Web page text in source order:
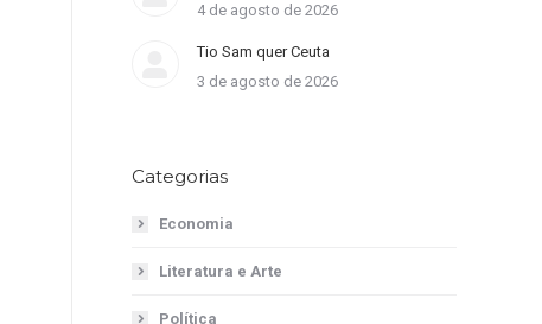
4 de agosto de 2026
Tio Sam quer Ceuta
3 de agosto de 2026
Categorias
Economia
Literatura e Arte
Política